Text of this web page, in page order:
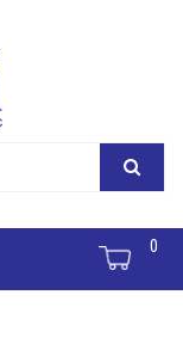
0